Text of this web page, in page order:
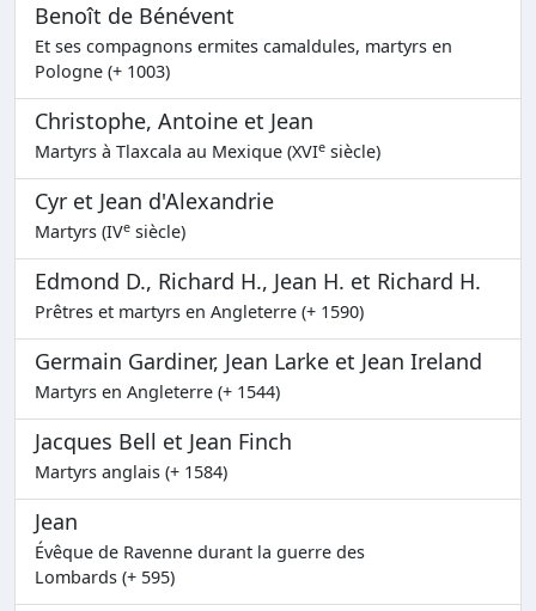
Benoît de Bénévent
Et ses compagnons ermites camaldules, martyrs en
Pologne (+ 1003)
Christophe, Antoine et Jean
Martyrs à Tlaxcala au Mexique (XVIe siècle)
Cyr et Jean d'Alexandrie
Martyrs (IVe siècle)
Edmond D., Richard H., Jean H. et Richard H.
Prêtres et martyrs en Angleterre (+ 1590)
Germain Gardiner, Jean Larke et Jean Ireland
Martyrs en Angleterre (+ 1544)
Jacques Bell et Jean Finch
Martyrs anglais (+ 1584)
Jean
Évêque de Ravenne durant la guerre des
Lombards (+ 595)